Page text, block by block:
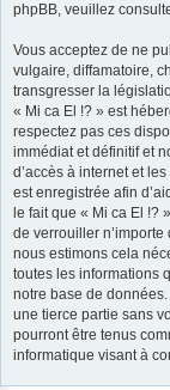
phpBB, veuillez
Vous acceptez de ne
vulgaire, diffamatoire,
transgresser la
« Mi ca El !? » est
respectez pas ces
immédiat et définitif et
d’accès à internet et
est enregistrée afin
le fait que « Mi ca El !?
de verrouiller n’importe
nous estimons cela
toutes les informations
notre base de
une tierce partie sans
pourront être tenus
informatique visant à